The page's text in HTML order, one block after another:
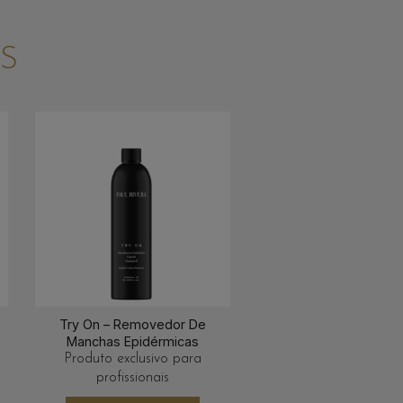
Try On – Removedor De
Manchas Epidérmicas
Produto exclusivo para
profissionais